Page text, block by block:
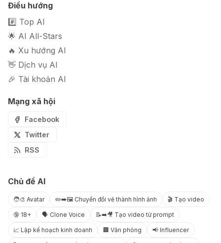
Điều hướng
#️⃣ Top AI
🌟 AI All-Stars
🔥 Xu hướng AI
👋 Dịch vụ AI
🎉 Tài khoản AI
Mạng xã hội
Facebook
Twitter
RSS
Chủ đề AI
🧑‍🎨 Avatar ✏️➡️🖼️ Chuyển đổi vẽ thành hình ảnh 🎬 Tạo video
🔞 18+ 🗣️ Clone Voice 📝➡️🎥 Tạo video từ prompt
📈 Lập kế hoạch kinh doanh 🏢 Văn phòng 📢 Influencer